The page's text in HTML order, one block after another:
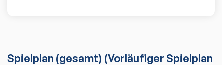
Spielplan (gesamt) (Vorläufiger Spielplan